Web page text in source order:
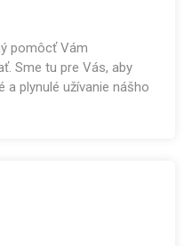
pomôcť Vám
Sme tu pre Vás, aby
a plynulé užívanie nášho